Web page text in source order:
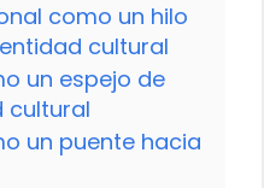
como un hilo
cultural
un espejo de
cultural
un puente hacia